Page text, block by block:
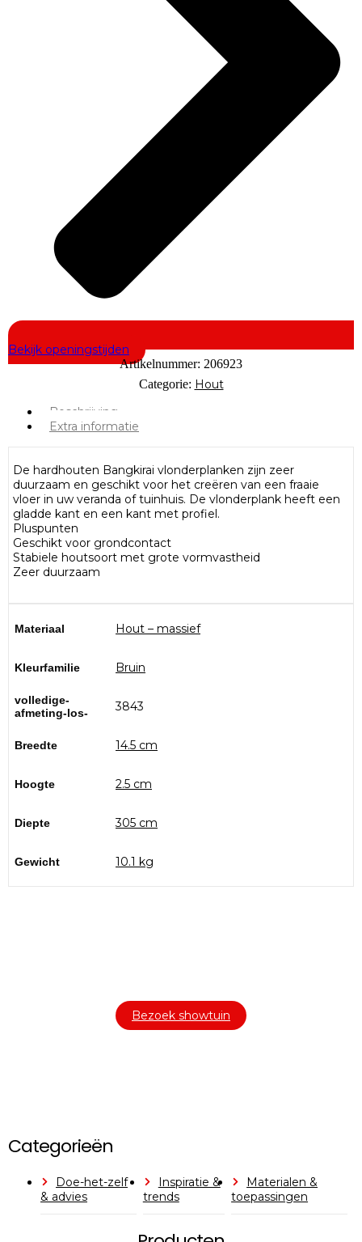
Bekijk openingstijden
Artikelnummer: 206923
Categorie: Hout
Beschrijving
Extra informatie
De hardhouten Bangkirai vlonderplanken zijn zeer
duurzaam en geschikt voor het creëren van een fraaie
vloer in uw veranda of tuinhuis. De vlonderplank heeft een
gladde kant en een kant met profiel.
Pluspunten
Geschikt voor grondcontact
Stabiele houtsoort met grote vormvastheid
Zeer duurzaam
Materiaal Hout – massief
Kleurfamilie Bruin
volledige-
afmeting-los-
3843
Breedte 14.5 cm
Hoogte 2.5 cm
Diepte 305 cm
Gewicht 10.1 kg
Bezoek showtuin
Categorieën
Doe-het-zelf
& advies
Inspiratie &
trends
Materialen &
toepassingen